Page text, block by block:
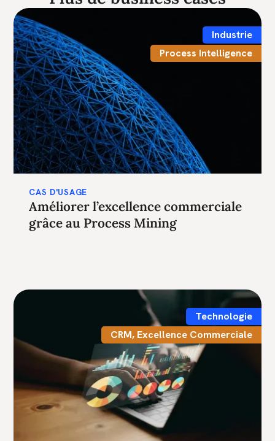
Industrie
Process Intelligence
CAS D'USAGE
Améliorer l’excellence commerciale
grâce au Process Mining
Technologie
CRM, Excellence Commerciale